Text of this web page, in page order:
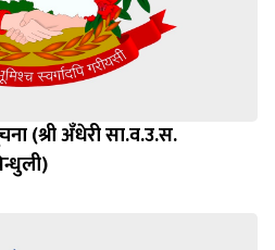
(श्री अँधेरी सा.व.उ.स.